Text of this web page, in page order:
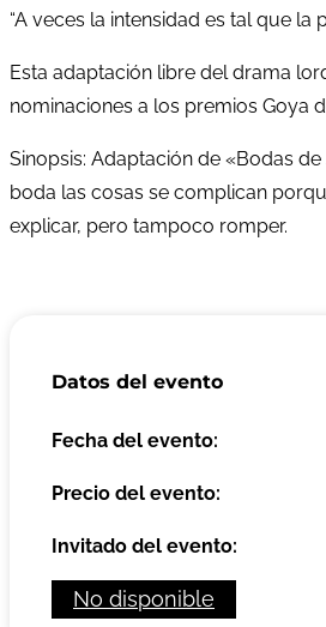
“A veces la intensidad es tal que la
Esta adaptación libre del drama
nominaciones a los premios Goya
Sinopsis: Adaptación de «Bodas
boda las cosas se complican
explicar, pero tampoco romper.
Datos del evento
Fecha del evento:
Precio del evento:
Invitado del evento:
No disponible